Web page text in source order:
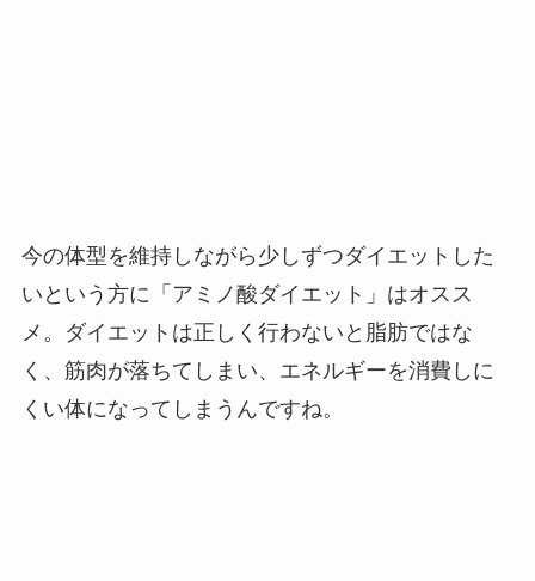
今の体型を維持しながら少しずつダイエットした
いという方に「アミノ酸ダイエット」はオスス
メ。ダイエットは正しく行わないと脂肪ではな
く、筋肉が落ちてしまい、エネルギーを消費しに
くい体になってしまうんですね。